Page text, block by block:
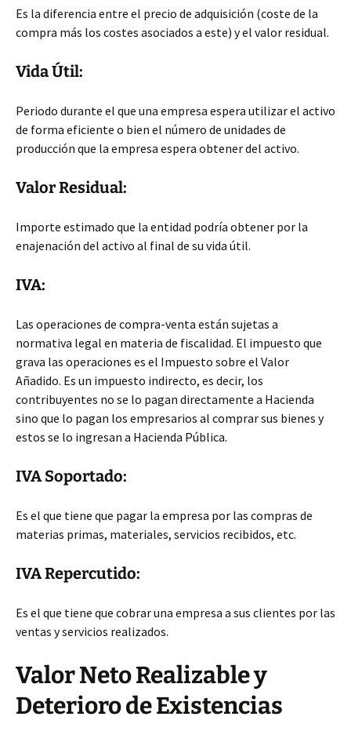
Es la diferencia entre el precio de adquisición (coste de la
compra más los costes asociados a este) y el valor residual.
Vida Útil:
Periodo durante el que una empresa espera utilizar el activo
de forma eficiente o bien el número de unidades de
producción que la empresa espera obtener del activo.
Valor Residual:
Importe estimado que la entidad podría obtener por la
enajenación del activo al final de su vida útil.
IVA:
Las operaciones de compra-venta están sujetas a
normativa legal en materia de fiscalidad. El impuesto que
grava las operaciones es el Impuesto sobre el Valor
Añadido. Es un impuesto indirecto, es decir, los
contribuyentes no se lo pagan directamente a Hacienda
sino que lo pagan los empresarios al comprar sus bienes y
estos se lo ingresan a Hacienda Pública.
IVA Soportado:
Es el que tiene que pagar la empresa por las compras de
materias primas, materiales, servicios recibidos, etc.
IVA Repercutido:
Es el que tiene que cobrar una empresa a sus clientes por las
ventas y servicios realizados.
Valor Neto Realizable y
Deterioro de Existencias